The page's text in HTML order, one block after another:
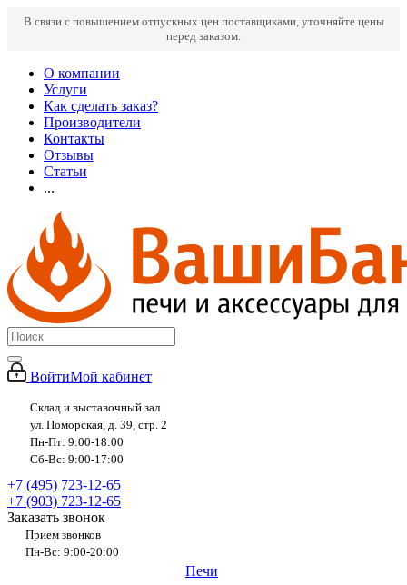
В связи с повышением отпускных цен поставщиками, уточняйте цены
перед заказом.
О компании
Услуги
Как сделать заказ?
Производители
Контакты
Отзывы
Статьи
...
ВойтиМой кабинет
Склад и выставочный зал
ул. Поморская, д. 39, стр. 2
Пн-Пт: 9:00-18:00
Сб-Вс: 9:00-17:00
+7 (495) 723-12-65
+7 (903) 723-12-65
Заказать звонок
Прием звонков
Пн-Вс: 9:00-20:00
Печи